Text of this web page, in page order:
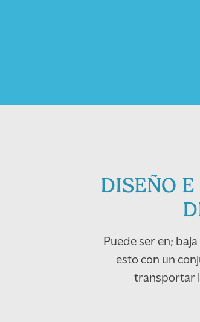
DISEÑO
Puede ser en;
esto con un
transportar